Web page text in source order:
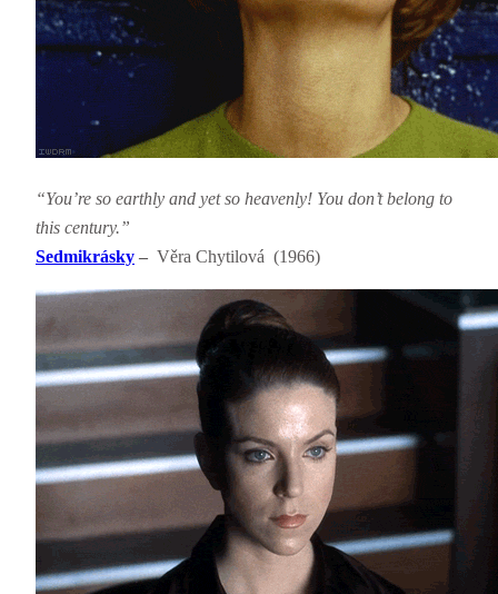
“You’re so earthly and yet so heavenly! You don’t belong to
this century.”
Sedmikrásky – Věra Chytilová (1966)